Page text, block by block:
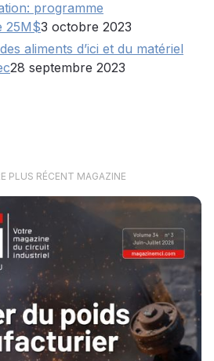
programme
25M$3 octobre 2023
aliments d’ici et du matériel
28 septembre 2023
PLUS RÉCENT MAGAZINE